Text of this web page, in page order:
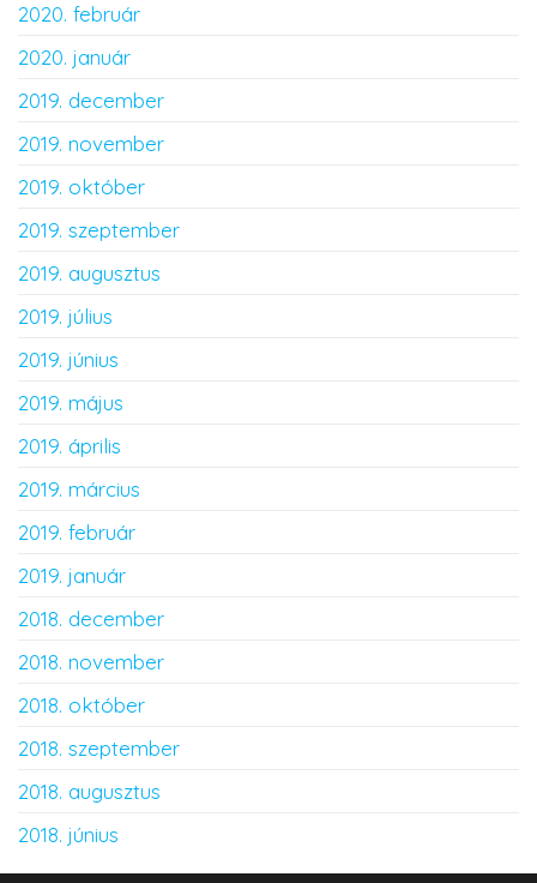
2020. február
2020. január
2019. december
2019. november
2019. október
2019. szeptember
2019. augusztus
2019. július
2019. június
2019. május
2019. április
2019. március
2019. február
2019. január
2018. december
2018. november
2018. október
2018. szeptember
2018. augusztus
2018. június